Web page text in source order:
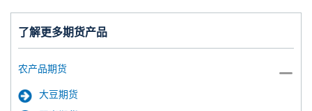
了解更多期货产品
农产品期货
大豆期货